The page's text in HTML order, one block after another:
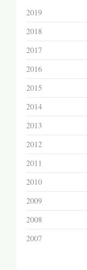
2019
2018
2017
2016
2015
2014
2013
2012
2011
2010
2009
2008
2007